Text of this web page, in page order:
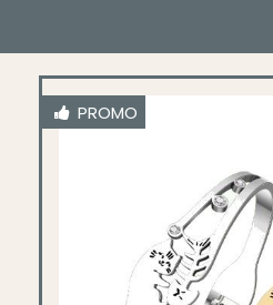
PROMO